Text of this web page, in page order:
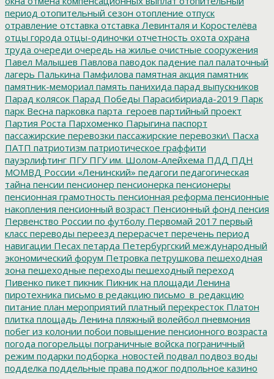
период отопительный сезон отопление отпуск
отравление отставка отставка Левинталя и Коростелёва
отцы города отцы-одиночки отчетность охота охрана
труда очереди очередь на жилье очистные сооружения
Павел Малышев Павлова паводок падение пал палаточный
лагерь Палькина Памфилова памятная акция памятник
памятник-мемориал память панихида парад выпускников
Парад колясок Парад Победы Парасибириада-2019 Парк
парк Весна парковка парта_героев партийный проект
Партия Роста Пархоменко Парыгина паспорт
пассажирские перевозки пассажирские перевозки\ Пасха
ПАТП патриотизм патриотическое граффити
пауэрлифтинг ПГУПГУ им. Шолом-Алейхема ПДД ПДН
МОМВД России «Ленинский» педагоги педагогическая
тайна пенсии пенсионер пенсионерка пенсионеры
пенсионная грамотность пенсионная реформа пенсионные
накопления пенсионный возраст Пенсионный фонд пенсия
Первенство России по футболу Первомай 2017 первый
класс переводы переезд перерасчет перечень период
навигации Песах петарда Петербургский международный
экономический форум Петровка петрушкова пешеходная
зона пешеходные переходы пешеходный переход
Пивенко пикет пикник Пикник на площади Ленина
пиротехника письмо в редакцию письмо_в_редакцию
питание план мероприятий платный перекресток Платон
плитка площадь Ленина пляжный волейбол пневмония
побег из колонии побои повышение пенсионного возраста
погода погорельцы пограничные войска пограничный
режим подарки подборка_новостей подвал подвоз воды
подделка поддельные права поджог подпольное казино